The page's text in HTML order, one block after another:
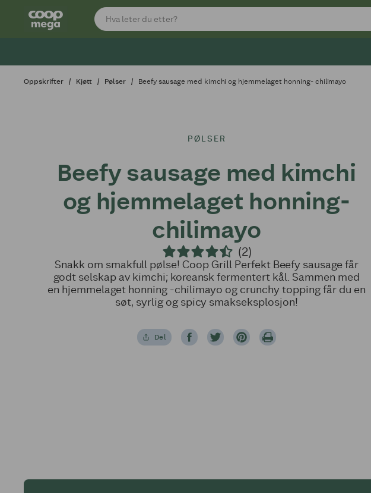
Oppskrifter Kjøtt Pølser Beefy sausage med kimchi og hjemmelaget honning- chilimayo
PØLSER
Beefy sausage med kimchi
og hjemmelaget honning-
chilimayo
(2)
Snakk om smakfull pølse! Coop Grill Perfekt Beefy sausage får
godt selskap av kimchi; koreansk fermentert kål. Sammen med
en hjemmelaget honning -chilimayo og crunchy topping får du en
søt, syrlig og spicy smakseksplosjon!
Del